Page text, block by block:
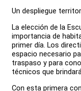
Un despliegue
La elección de la
importancia de
primer día. Los
espacio necesario
traspaso y para
técnicos que
Con esta primera